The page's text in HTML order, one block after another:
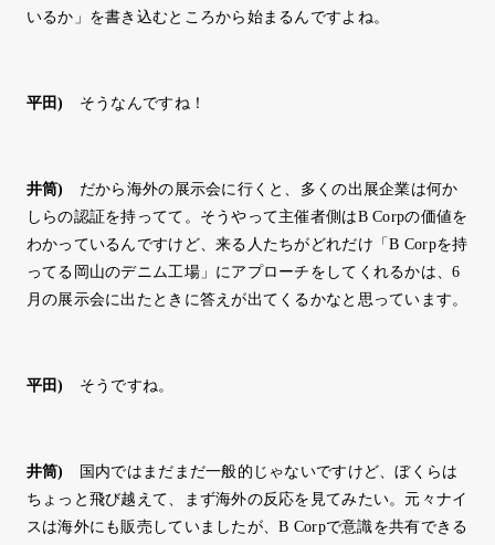
いるか」を書き込むところから始まるんですよね。
平田) そうなんですね！
井筒)
だから海外の展示会に行くと、多くの出展企業は何か
しらの認証を持ってて。そうやって主催者側はB Corpの価値を
わかっているんですけど、来る人たちがどれだけ「B Corpを持
ってる岡山のデニム工場」にアプローチをしてくれるかは、6
月の展示会に出たときに答えが出てくるかなと思っています。
平田) そうですね。
井筒)
国内ではまだまだ一般的じゃないですけど、ぼくらは
ちょっと飛び越えて、まず海外の反応を見てみたい。元々ナイ
スは海外にも販売していましたが、B Corpで意識を共有できる